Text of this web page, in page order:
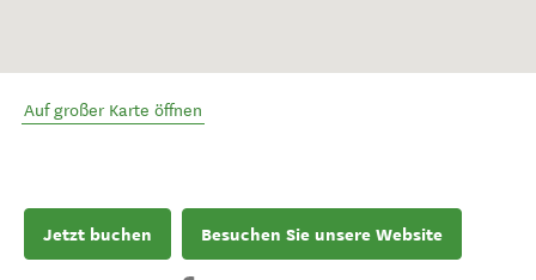
Auf großer Karte öffnen
Jetzt buchen Besuchen Sie unsere Website